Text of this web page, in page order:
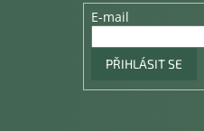
E-mail
PŘIHLÁSIT SE